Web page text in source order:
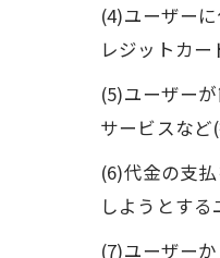
(4)ユーザー
レジットカ
(5)ユーザー
サービスな
(6)代金の支
しようとす
(7)ユーザー